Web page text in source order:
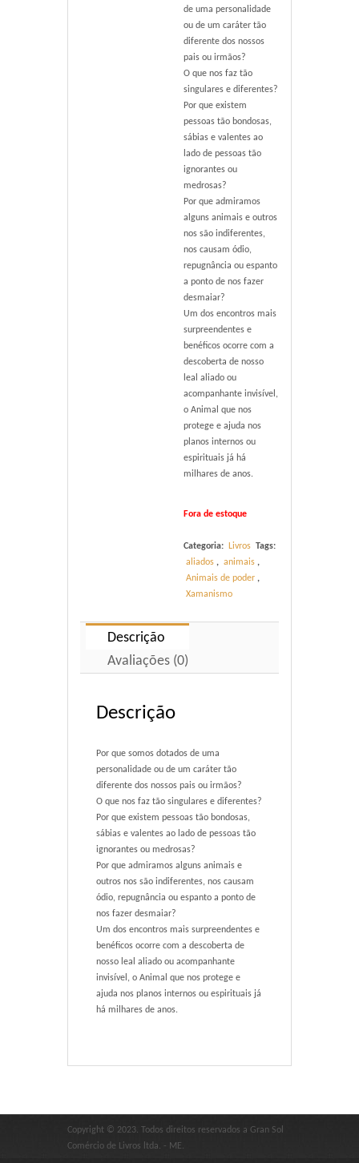
de uma personalidade
ou de um caráter tão
diferente dos nossos
pais ou irmãos?
O que nos faz tão
singulares e diferentes?
Por que existem
pessoas tão bondosas,
sábias e valentes ao
lado de pessoas tão
ignorantes ou
medrosas?
Por que admiramos
alguns animais e outros
nos são indiferentes,
nos causam ódio,
repugnância ou espanto
a ponto de nos fazer
desmaiar?
Um dos encontros mais
surpreendentes e
benéficos ocorre com a
descoberta de nosso
leal aliado ou
acompanhante invisível,
o Animal que nos
protege e ajuda nos
planos internos ou
espirituais já há
milhares de anos.
Fora de estoque
Categoria: Livros Tags:
aliados , animais ,
Animais de poder ,
Xamanismo
Descrição
Avaliações (0)
Descrição
Por que somos dotados de uma
personalidade ou de um caráter tão
diferente dos nossos pais ou irmãos?
O que nos faz tão singulares e diferentes?
Por que existem pessoas tão bondosas,
sábias e valentes ao lado de pessoas tão
ignorantes ou medrosas?
Por que admiramos alguns animais e
outros nos são indiferentes, nos causam
ódio, repugnância ou espanto a ponto de
nos fazer desmaiar?
Um dos encontros mais surpreendentes e
benéficos ocorre com a descoberta de
nosso leal aliado ou acompanhante
invisível, o Animal que nos protege e
ajuda nos planos internos ou espirituais já
há milhares de anos.
Copyright © 2023. Todos direitos reservados a Gran Sol
Comércio de Livros ltda. - ME.